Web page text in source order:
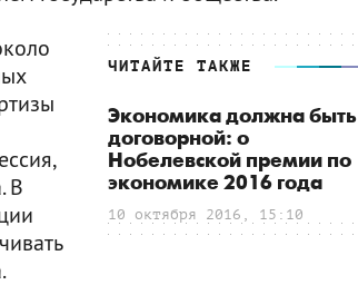
ЧИТАЙТЕ ТАКЖЕ
Экономика должна быть
договорной: о
Нобелевской премии по
экономике 2016 года
10 октября 2016, 15:10
В